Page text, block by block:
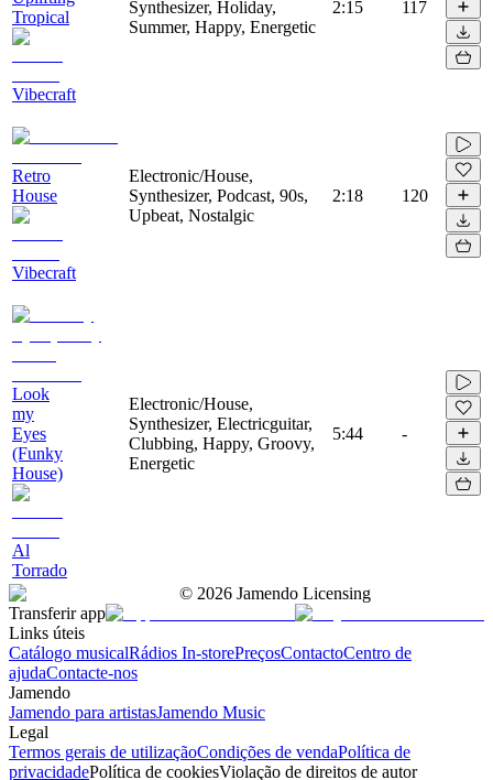
Tropical
Vibecraft
Synthesizer, Holiday,
Summer, Happy, Energetic
2:15 117
Retro
House
Vibecraft
Electronic/House,
Synthesizer, Podcast, 90s,
Upbeat, Nostalgic
2:18 120
Look
my
Eyes
(Funky
House)
Al
Torrado
Electronic/House,
Synthesizer, Electricguitar,
Clubbing, Happy, Groovy,
Energetic
5:44 -
© 2026 Jamendo Licensing
Transferir app
Links úteis
Catálogo musicalRádios In-storePreçosContactoCentro de
ajudaContacte-nos
Jamendo
Jamendo para artistasJamendo Music
Legal
Termos gerais de utilizaçãoCondições de vendaPolítica de
privacidadePolítica de cookiesViolação de direitos de autor